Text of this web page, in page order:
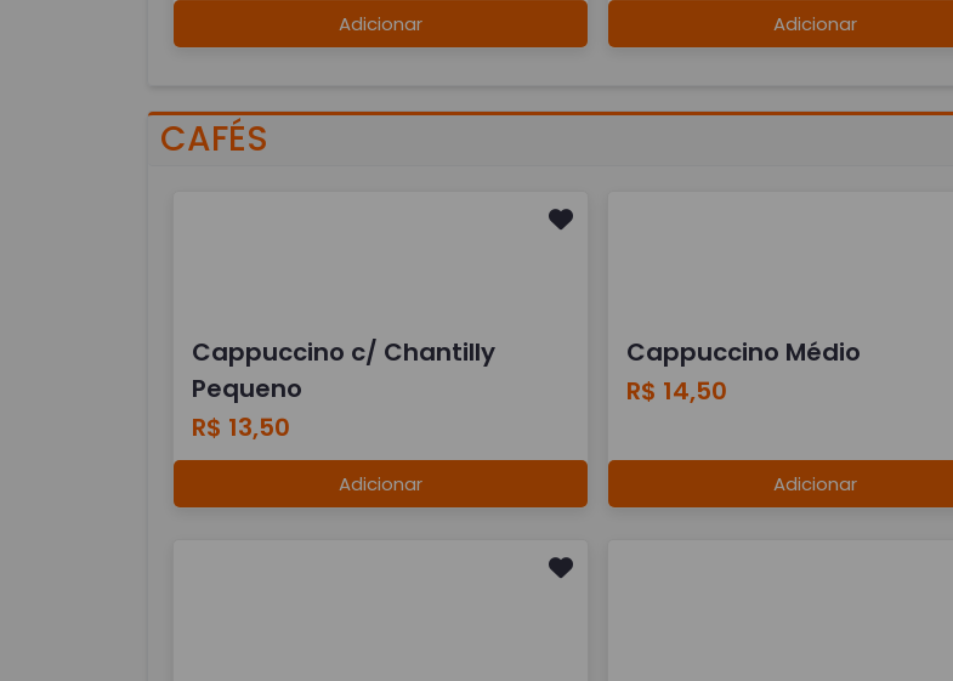
Adicionar Adicionar
CAFÉS
Cappuccino c/ Chantilly
Pequeno
R$ 13,50
Adicionar
Cappuccino Médio
R$ 14,50
Adicionar